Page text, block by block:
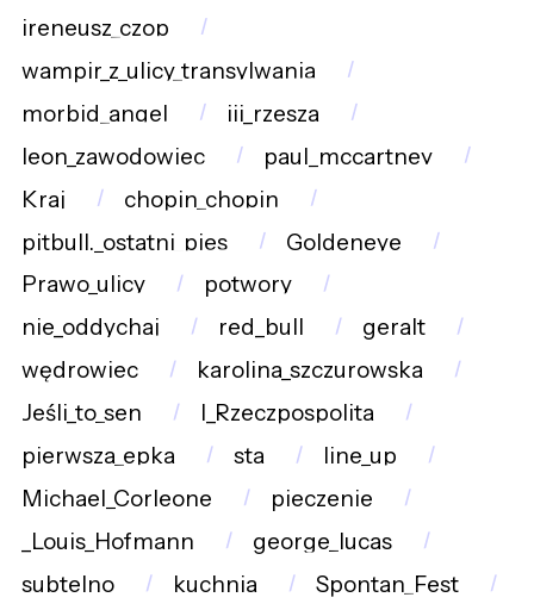
ireneusz_czop
wampir_z_ulicy_transylwania
morbid_angel
iii_rzesza
leon_zawodowiec
paul_mccartney
Kraj
chopin_chopin
pitbull._ostatni_pies
Goldeneye
Prawo_ulicy
potwory
nie_oddychaj
red_bull
geralt
wędrowiec
karolina_szczurowska
Jeśli_to_sen
I_Rzeczpospolita
pierwsza_epka
sta
line_up
Michael_Corleone
pieczenie
_Louis_Hofmann
george_lucas
subtelno
kuchnia
Spontan_Fest